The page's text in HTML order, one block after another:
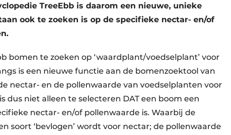
TreeEbb is daarom een nieuwe, unieke
ook te zoeken is op de specifieke nectar- en/of
bomen te zoeken op ‘waardplant/voedselplant’ voor
is een nieuwe functie aan de bomenzoektool van
nectar- en de pollenwaarde van voedselplanten voor
dus niet alleen te selecteren DAT een boom een
nectar- en/of pollenwaarde is. Waarbij de
soort ‘bevlogen’ wordt voor nectar; de pollenwaarde